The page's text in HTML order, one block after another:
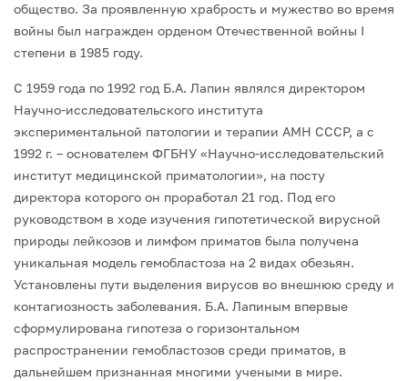
общество. За проявленную храбрость и мужество во время
войны был награжден ор­деном Отечественной войны I
степени в 1985 году.
С 1959 года по 1992 год Б.А. Лапин являлся директором
Научно-исследователь­ского института
экспериментальной патологии и терапии АМН СССР, а с
1992 г. – основателем ФГБНУ «Научно-исследовательский
институт медицинской примато­логии», на посту
директора которого он проработал 21 год. Под его
руководством в ходе изучения гипотетической вирусной
природы лейкозов и лимфом приматов была получена
уникальная модель гемобластоза на 2 видах обезьян.
Установлены пути выделения вирусов во внешнюю среду и
контагиозность заболевания. Б.А. Ла­пиным впервые
сформулирована гипотеза о горизонтальном
распространении ге­мобластозов среди приматов, в
дальнейшем признанная многими учеными в мире.